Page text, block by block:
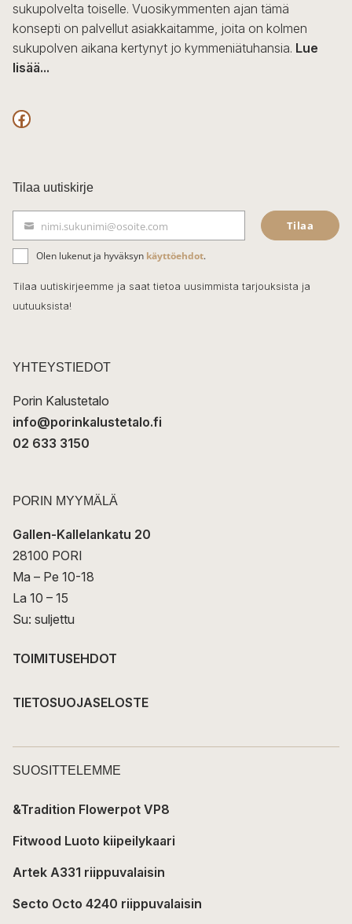
sukupolvelta toiselle. Vuosikymmenten ajan tämä
konsepti on palvellut asiakkaitamme, joita on kolmen
sukupolven aikana kertynyt jo kymmeniätuhansia. Lue
lisää...
F
c
e
b
o
o
k
Tilaa uutiskirje
ä
h
k
t
nimi.sukunimi@osoite.com Tilaa
Olen lukenut ja hyväksyn käyttöehdot.
Tilaa uutiskirjeemme ja saat tietoa uusimmista tarjouksista ja
uutuuksista!
YHTEYSTIEDOT
Porin Kalustetalo
info@porinkalustetalo.fi
02 633 3150
PORIN MYYMÄLÄ
Gallen-Kallelankatu 20
28100 PORI
Ma – Pe 10-18
La 10 – 15
Su: suljettu
TOIMITUSEHDOT
TIETOSUOJASELOSTE
SUOSITTELEMME
&Tradition Flowerpot VP8
Fitwood Luoto kiipeilykaari
Artek A331 riippuvalaisin
Secto Octo 4240 riippuvalaisin